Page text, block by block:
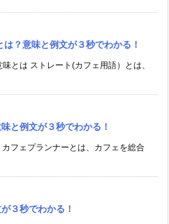
は？意味と例文が３秒でわかる！
とは ストレート(カフェ用語）とは、
と例文が３秒でわかる！
カフェプランナーとは、カフェを総合
３秒でわかる！